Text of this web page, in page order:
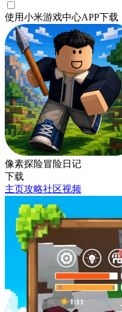
使用小米游戏中心APP下载
像素探险冒险日记
下载
主页攻略社区视频